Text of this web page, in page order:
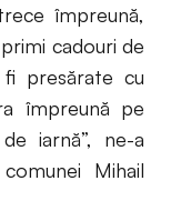
împreună,
cadouri de
presărate cu
împreună pe
iarnă”, ne-a
Mihail